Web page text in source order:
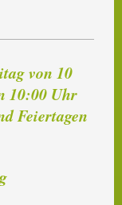
von 10
10:00 Uhr
Feiertagen